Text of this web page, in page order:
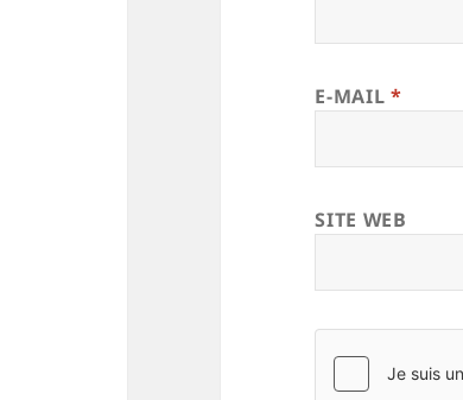
E-MAIL *
SITE WEB